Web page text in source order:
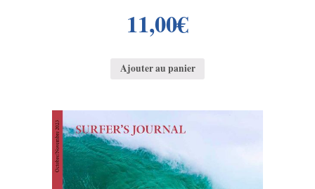
11,00€
Ajouter au panier